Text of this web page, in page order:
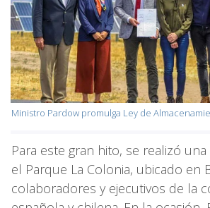
Ministro Pardow promulga Ley de
Para este gran hito, se realizó
el Parque La Colonia, ubicado en
colaboradores y ejecutivos de la